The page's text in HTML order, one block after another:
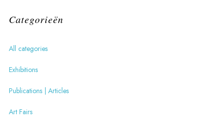
Categorieën
All categories
Exhibitions
Publications | Articles
Art Fairs